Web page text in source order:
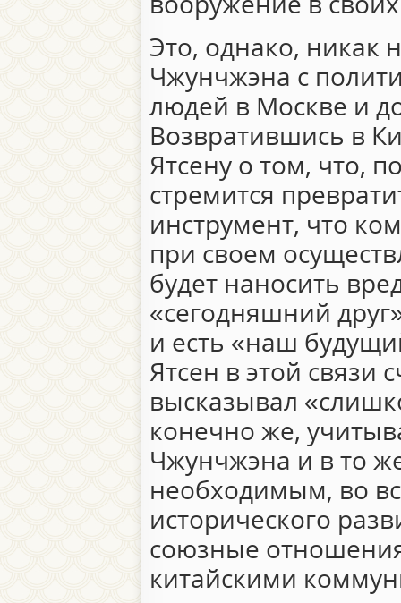
Это, однако, никак
Чжунчжэна с
людей в Москве и
Возвратившись в
Ятсену о том, что,
стремится
инструмент, что
при своем
будет наносить
«сегодняшний
и есть «наш
Ятсен в этой связи
высказывал
конечно же,
Чжунчжэна и в то
необходимым, во
исторического
союзные
китайскими